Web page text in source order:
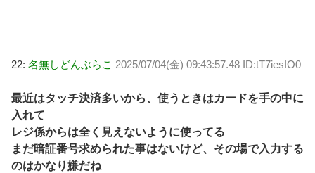
22: 名無しどんぶらこ 2025/07/04(金) 09:43:57.48 ID:tT7iesIO0
最近はタッチ決済多いから、使うときはカードを手の中に
入れて
レジ係からは全く見えないように使ってる
まだ暗証番号求められた事はないけど、その場で入力する
のはかなり嫌だね